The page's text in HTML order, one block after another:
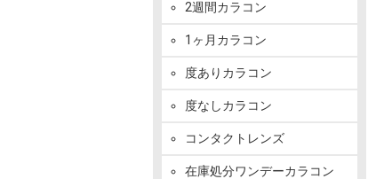
2週間カラコン
1ヶ月カラコン
度ありカラコン
度なしカラコン
コンタクトレンズ
在庫処分ワンデーカラコン